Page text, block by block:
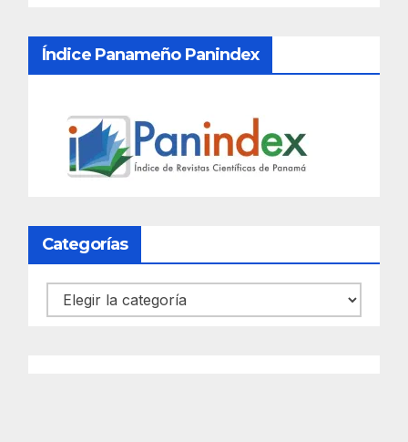
Índice Panameño Panindex
Categorías
Categorías